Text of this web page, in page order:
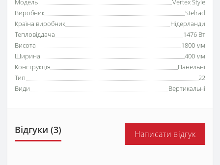
Модель
Vertex Style
Виробник
Stelrad
Країна виробник
Нідерланди
Тепловіддача
1476 Вт
Висота
1800 мм
Ширина
400 мм
Конструкція
Панельні
Тип
22
Види
Вертикальні
Відгуки (3) Написати відгук